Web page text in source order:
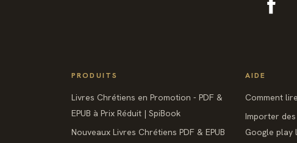
PRODUITS
Livres Chrétiens en Promotion - PDF &
EPUB à Prix Réduit | SpiBook
Nouveaux Livres Chrétiens PDF & EPUB
AIDE
Comment
Importer
Google play